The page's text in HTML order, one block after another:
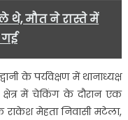
वाला
पकड़ा….
मौत ने रास्ते में
के पर्यवेक्षण में थानाध्यक्ष
में चेकिंग के दौरान एक
मेहता निवासी मटेला,